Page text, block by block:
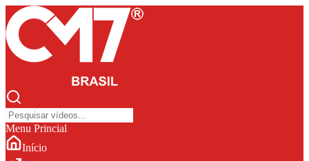
Menu Princial
Início